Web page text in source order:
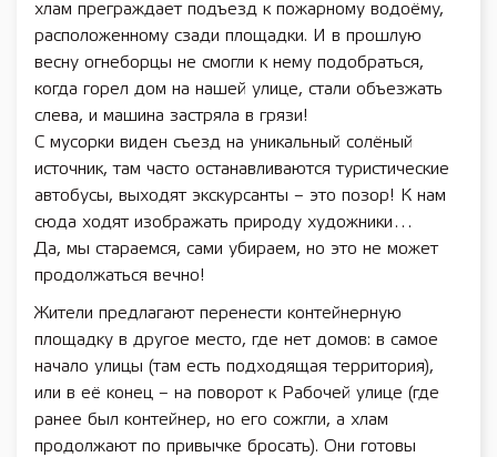
хлам преграждает подъезд к пожарному водоёму,
расположенному сзади площадки. И в прошлую
весну огнеборцы не смогли к нему подобраться,
когда горел дом на нашей улице, стали объезжать
слева, и машина застряла в грязи!
С мусорки виден съезд на уникальный солёный
источник, там часто останавливаются туристические
автобусы, выходят экскурсанты – это позор! К нам
сюда ходят изображать природу художники…
Да, мы стараемся, сами убираем, но это не может
продолжаться вечно!
Жители предлагают перенести контейнерную
площадку в другое место, где нет домов: в самое
начало улицы (там есть подходящая территория),
или в её конец – на поворот к Рабочей улице (где
ранее был контейнер, но его сожгли, а хлам
продолжают по привычке бросать). Они готовы